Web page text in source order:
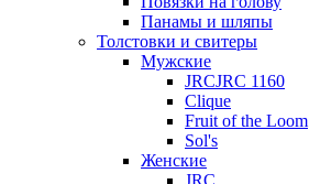
Панамы и шляпы
Толстовки и свитеры
Мужские
JRCJRC 1160
Clique
Fruit of the Loom
Sol's
Женские
JRC